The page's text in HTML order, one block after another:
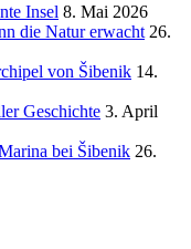
Insel 8. Mai 2026
die Natur erwacht 26.
von Šibenik 14.
Geschichte 3. April
bei Šibenik 26.